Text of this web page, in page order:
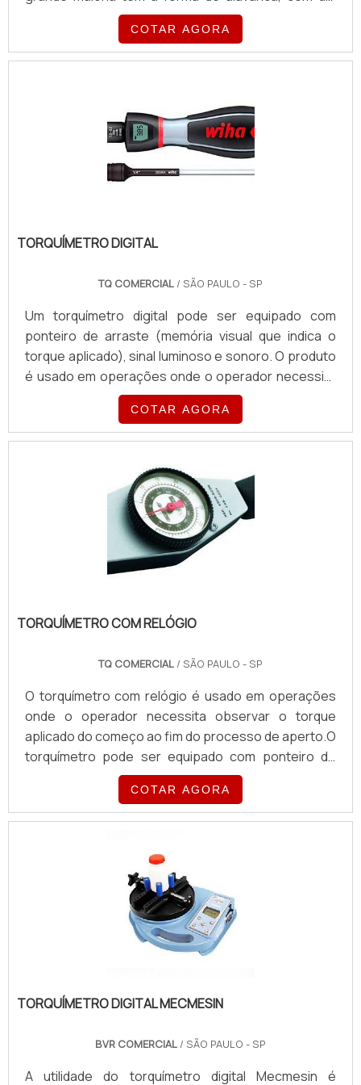
transparência e respeito perante aqueles que
procuram por organização. Saiba mais!.
quadrado em sua ponta onde se podem encaixar
várias medidas de soquetes, normalmente quando
chegam no torque estabelecido fazem um estalo
veículos, indústrias nas áreas de manutenção de
máquinas e equipamentos, Instalado.
COTAR AGORA
TORQUÍMETRO DIGITAL
TQ COMERCIAL / SÃO PAULO - SP
Um torquímetro digital pode ser equipado com
ponteiro de arraste (memória visual que indica o
torque aplicado), sinal luminoso e sonoro. O produto
é usado em operações onde o operador necessita
observar o torque aplicado do começo ao fim do
processo de aperto.Ele pode ser utilizado para
apertos precisos em parafusos ou porcas. A grande
ponta há um quadrado onde se podem encaixar
vários acessórios tais como: soquetes, chaves e
adaptadores, entre out.
COTAR AGORA
TORQUÍMETRO COM RELÓGIO
TQ COMERCIAL / SÃO PAULO - SP
O torquímetro com relógio é usado em operações
onde o operador necessita observar o torque
aplicado do começo ao fim do processo de aperto.O
torquímetro pode ser equipado com ponteiro de
arraste (memoria visual que indica o torque
aplicado), sinal luminoso e sonoro, são diversos
fabricantes de modelos de torquímetro relógio
disponíveis para compra Gedore; Torqueleader;
CDI; Entre outros.O torquímetro relógio gedore é
constituído de caixa de alumín.
COTAR AGORA
TORQUÍMETRO DIGITAL MECMESIN
BVR COMERCIAL / SÃO PAULO - SP
A utilidade do torquímetro digital Mecmesin é